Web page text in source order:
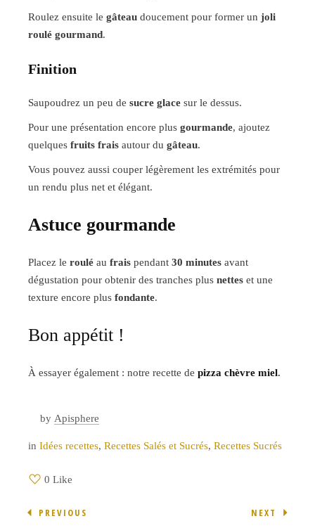
Roulez ensuite legâteau doucement pour former unjoli
roulé gourmand.
Finition
Saupoudrez un peu desucre glace sur le dessus.
Pour une présentation encore plus gourmande, ajoutez
quelquesfruits frais autour du gâteau.
Vous pouvez aussi couper légèrement les extrémités pour
un rendu plus net et élégant.
Astuce gourmande
Placez leroulé aufrais pendant 30 minutes avant
dégustation pour obtenir des tranches plus nettes et une
texture encore plusfondante.
Bon appétit !
À essayer également : notre recette depizza chèvre miel.
by Apisphere
inIdées recettes,Recettes Salés et Sucrés,Recettes Sucrés
0 Like
PREVIOUS NEXT